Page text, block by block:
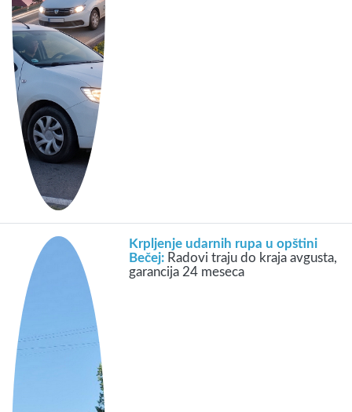
Krpljenje udarnih rupa u opštini
Bečej: Radovi traju do kraja avgusta,
garancija 24 meseca